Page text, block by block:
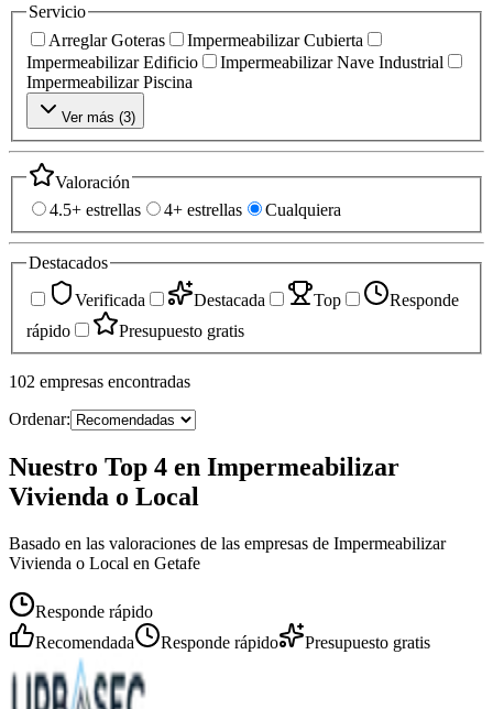
Servicio
Arreglar Goteras
Impermeabilizar Cubierta
Impermeabilizar Edificio
Impermeabilizar Nave Industrial
Impermeabilizar Piscina
Ver más (3)
Valoración
4.5+ estrellas
4+ estrellas Cualquiera
Destacados
Verificada
Destacada Top
Responde
rápido
Presupuesto gratis
102 empresas encontradas
Ordenar:
Nuestro Top 4 en Impermeabilizar
Vivienda o Local
Basado en las valoraciones de las empresas de Impermeabilizar
Vivienda o Local en Getafe
Responde rápido
Recomendada
Responde rápido Presupuesto gratis